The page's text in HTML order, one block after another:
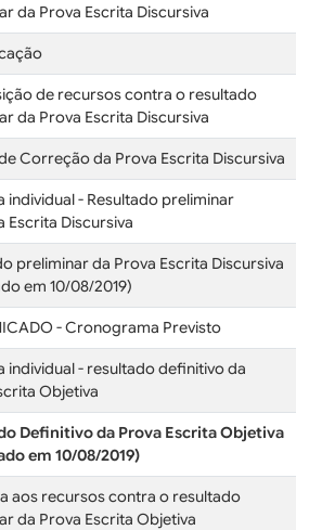
da Prova Escrita Discursiva
de recursos contra o resultado
da Prova Escrita Discursiva
Correção da Prova Escrita Discursiva
individual - Resultado preliminar
Escrita Discursiva
preliminar da Prova Escrita Discursiva
em 10/08/2019)
- Cronograma Previsto
individual - resultado definitivo da
Objetiva
Definitivo da Prova Escrita Objetiva
em 10/08/2019)
aos recursos contra o resultado
da Prova Escrita Objetiva